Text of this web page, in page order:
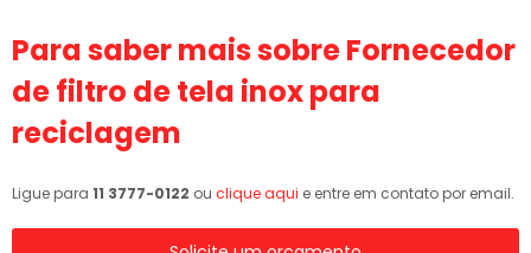
Para saber mais sobre Fornecedor
de filtro de tela inox para
reciclagem
Ligue para 11 3777-0122 ou clique aqui e entre em contato por email.